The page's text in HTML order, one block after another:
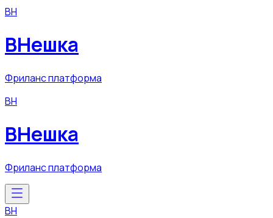
ВН
ВНешка
Фриланс платформа
ВН
ВНешка
Фриланс платформа
ВН